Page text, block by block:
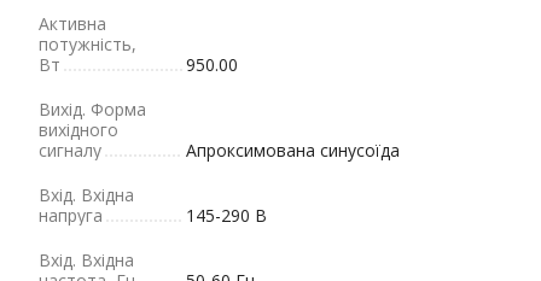
Активна
потужність,
Вт
950.00
Вихід. Форма
вихідного
сигналу
Апроксимована синусоїда
Вхід. Вхідна
напруга
145-290 В
Вхід. Вхідна